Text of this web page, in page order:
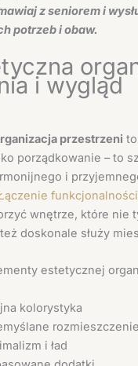
z seniorem i
potrzeb i obaw.
i wygląd
przestrzeni
porządkowanie – to
i
wnętrze, które nie
doskonale służy
estetycznej
kolorystyka
i ład